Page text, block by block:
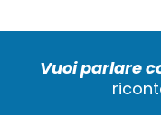
Vuoi parlare